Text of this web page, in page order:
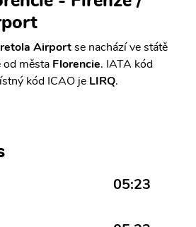
Airportse nachází ve státě
od města Florencie. IATA kód
kód ICAO je LIRQ.
05:23